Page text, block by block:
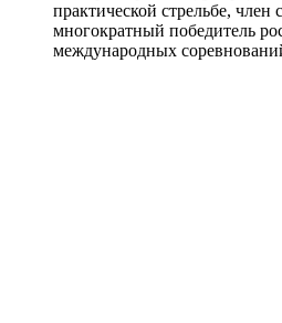
практической стрельбе, член
многократный победитель
международных